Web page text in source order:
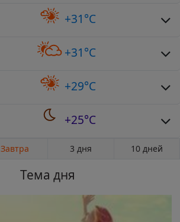
+31°C
+31°C
+29°C
+25°C
Завтра 3 дня 10 дней
Тема дня